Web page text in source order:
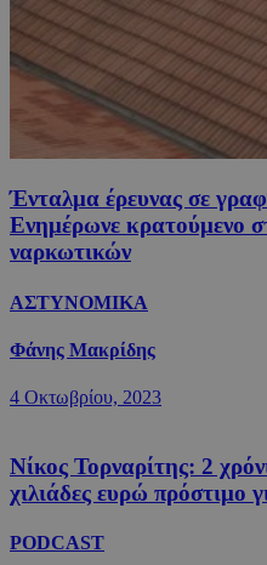
Ένταλμα έρευνας σε
Ενημέρωνε κρατούμενο
ναρκωτικών
ΑΣΤΥΝΟΜΙΚΑ
Φάνης Μακρίδης
4 Οκτωβρίου, 2023
Νίκος Τορναρίτης: 2
χιλιάδες ευρώ πρόστιμο
PODCAST